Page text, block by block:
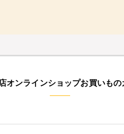
オンラインショップお買いもの